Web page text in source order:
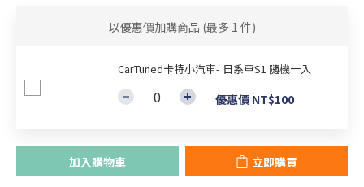
以優惠價加購商品 (最多 1 件)
CarTuned卡特小汽車- 日系車S1 隨機一入
優惠價 NT$100
加入購物車 立即購買